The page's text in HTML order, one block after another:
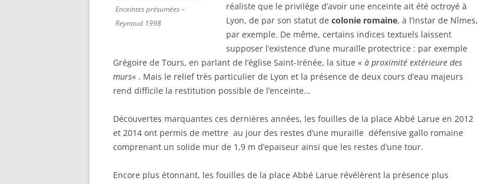
Enceintes présumées –
Reynaud 1998
réaliste que le privilège d’avoir une enceinte ait été octroyé à
Lyon, de par son statut de colonie romaine, à l’instar de Nîmes,
par exemple. De même, certains indices textuels laissent
supposer l’existence d’une muraille protectrice : par exemple
Grégoire de Tours, en parlant de l’église Saint-Irénée, la situe « à proximité extérieure des
murs« . Mais le relief très particulier de Lyon et la présence de deux cours d’eau majeurs
rend difficile la restitution possible de l’enceinte…
Découvertes marquantes ces dernières années, les fouilles de la place Abbé Larue en 2012
et 2014 ont permis de mettre au jour des restes d’une muraille défensive gallo romaine
comprenant un solide mur de 1,9 m d’epaiseur ainsi que les restes d’une tour.
Encore plus étonnant, les fouilles de la place Abbé Larue révélèrent la présence plus